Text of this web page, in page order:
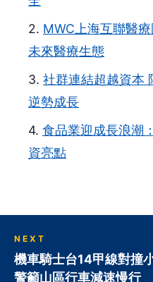
延伸閱讀：
1.AI助醫療領袖化病
全
2.MWC上海互聯醫療
未來醫療生態
3.社群連結超越資本
資亮點